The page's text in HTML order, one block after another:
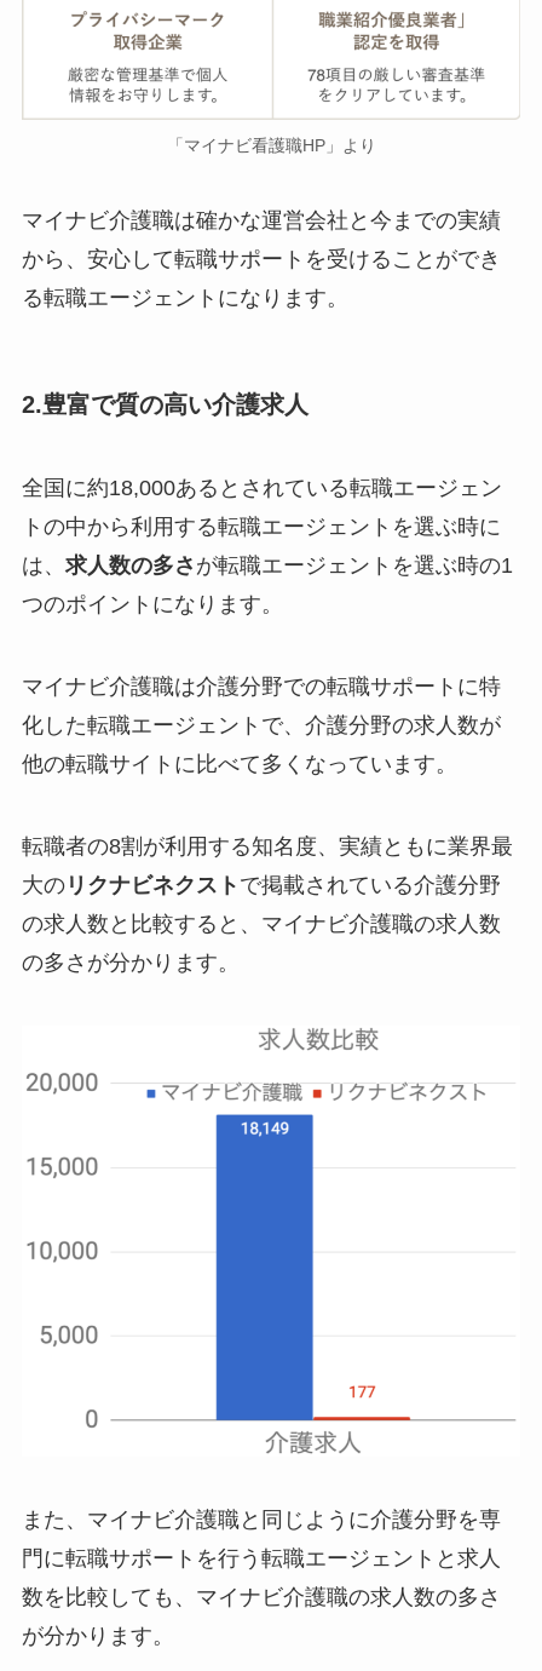
「マイナビ看護職HP」より
マイナビ介護職は確かな運営会社と今までの実績
から、安心して転職サポートを受けることができ
る転職エージェントになります。
2.豊富で質の高い介護求人
全国に約18,000あるとされている転職エージェン
トの中から利用する転職エージェントを選ぶ時に
は、 求人数の多さ が転職エージェントを選ぶ時の1
つのポイントになります。
マイナビ介護職は介護分野での転職サポートに特
化した転職エージェントで、介護分野の求人数が
他の転職サイトに比べて多くなっています。
転職者の8割が利用する知名度、実績ともに業界最
大のリクナビネクスト で掲載されている介護分野
の求人数と比較すると、マイナビ介護職の求人数
の多さが分かります。
また、マイナビ介護職と同じように介護分野を専
門に転職サポートを行う転職エージェントと求人
数を比較しても、マイナビ介護職の求人数の多さ
が分かります。